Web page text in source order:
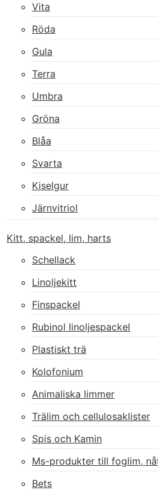
Vita
Röda
Gula
Terra
Umbra
Gröna
Blåa
Svarta
Kiselgur
Järnvitriol
Kitt, spackel, lim, harts
Schellack
Linoljekitt
Finspackel
Rubinol linoljespackel
Plastiskt trä
Kolofonium
Animaliska limmer
Trälim och cellulosaklister
Spis och Kamin
Ms-produkter till foglim,
Bets